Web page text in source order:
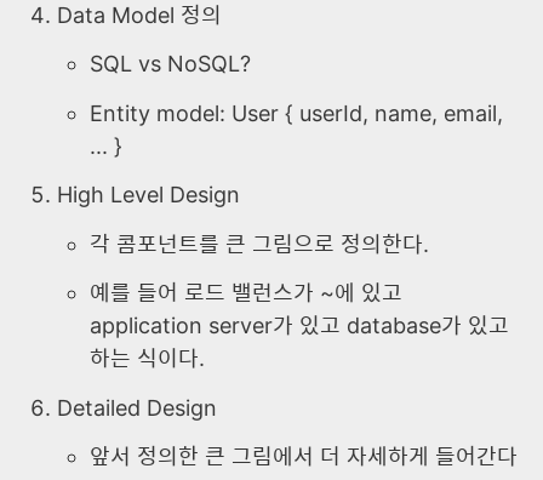
Data Model 정의
SQL vs NoSQL?
Entity model: User { userId, name, email,
... }
High Level Design
각 콤포넌트를 큰 그림으로 정의한다.
예를 들어 로드 밸런스가 ~에 있고
application server가 있고 database가 있고
하는 식이다.
Detailed Design
앞서 정의한 큰 그림에서 더 자세하게 들어간다